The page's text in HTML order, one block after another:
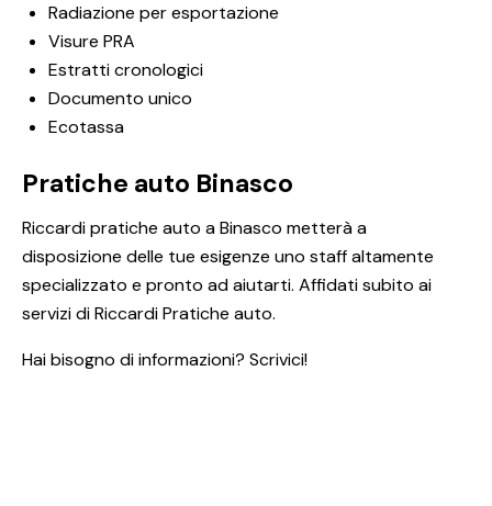
Radiazione per esportazione
Visure PRA
Estratti cronologici
Documento unico
Ecotassa
Pratiche auto Binasco
Riccardi pratiche auto a Binasco metterà a
disposizione delle tue esigenze uno staff altamente
specializzato e pronto ad aiutarti. Affidati subito ai
servizi di Riccardi Pratiche auto.
Hai bisogno di informazioni? Scrivici!